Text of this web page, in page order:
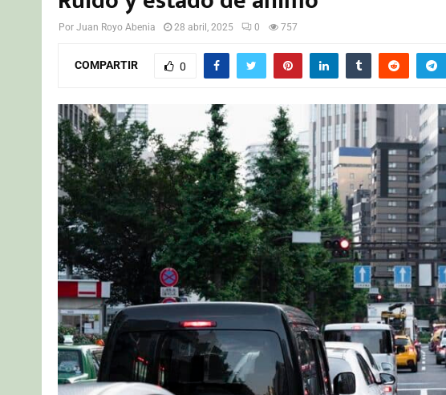
Por Juan Royo Abenia 28 abril, 2025 0 757
COMPARTIR 0